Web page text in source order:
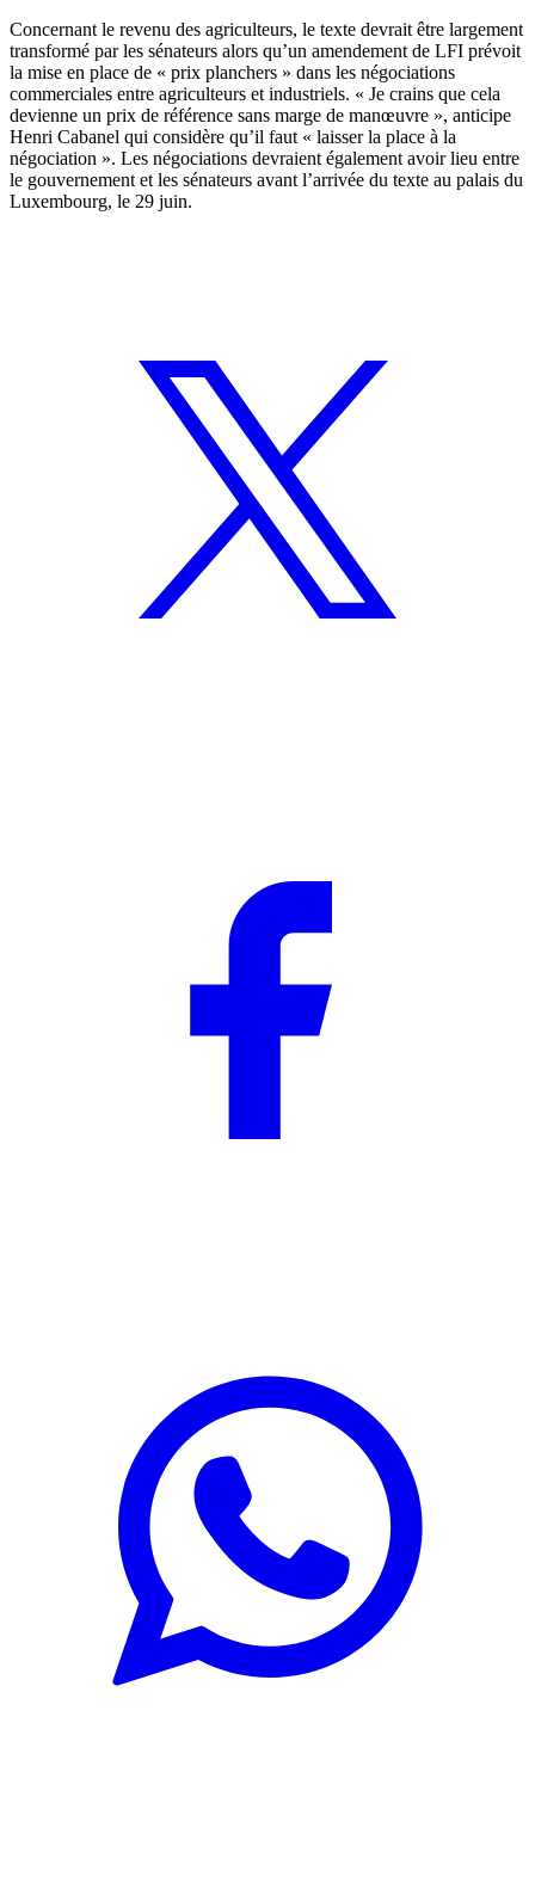
Concernant le revenu des agriculteurs, le texte devrait être largement
transformé par les sénateurs alors qu’un amendement de LFI prévoit
la mise en place de « prix planchers » dans les négociations
commerciales entre agriculteurs et industriels. « Je crains que cela
devienne un prix de référence sans marge de manœuvre », anticipe
Henri Cabanel qui considère qu’il faut « laisser la place à la
négociation ». Les négociations devraient également avoir lieu entre
le gouvernement et les sénateurs avant l’arrivée du texte au palais du
Luxembourg, le 29 juin.